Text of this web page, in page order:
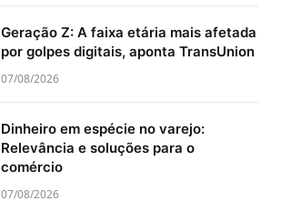
Geração Z: A faixa etária mais afetada
por golpes digitais, aponta TransUnion
07/08/2026
Dinheiro em espécie no varejo:
Relevância e soluções para o
comércio
07/08/2026